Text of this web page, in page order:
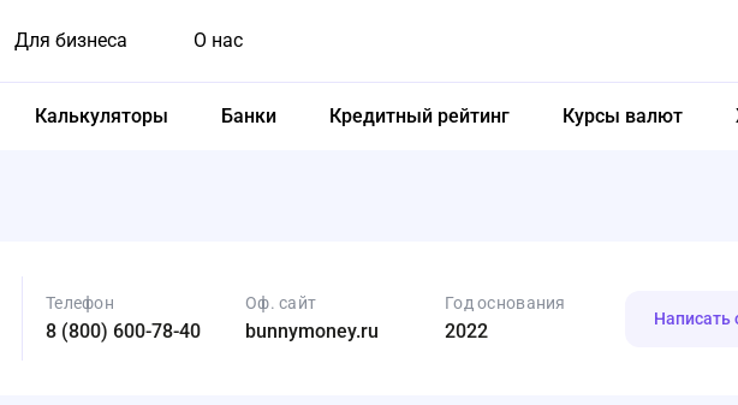
Для бизнеса О нас
Калькуляторы Банки Кредитный рейтинг Курсы валют
Телефон
8 (800) 600-78-40
Оф. сайт
bunnymoney.ru
Год основания
2022
Написать